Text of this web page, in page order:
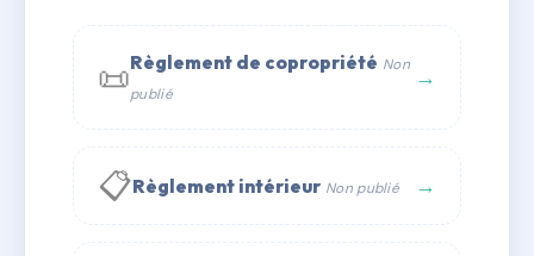
📜Règlement de copropriété Non
publié
→
📋Règlement intérieur Non publié →